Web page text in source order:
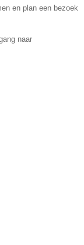
en plan een bezoek
naar